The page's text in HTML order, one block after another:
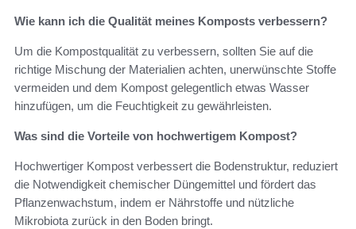
Wie kann ich die Qualität meines Komposts verbessern?
Um die Kompostqualität zu verbessern, sollten Sie auf die
richtige Mischung der Materialien achten, unerwünschte Stoffe
vermeiden und dem Kompost gelegentlich etwas Wasser
hinzufügen, um die Feuchtigkeit zu gewährleisten.
Was sind die Vorteile von hochwertigem Kompost?
Hochwertiger Kompost verbessert die Bodenstruktur, reduziert
die Notwendigkeit chemischer Düngemittel und fördert das
Pflanzenwachstum, indem er Nährstoffe und nützliche
Mikrobiota zurück in den Boden bringt.